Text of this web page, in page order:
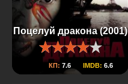
Поцелуй дракона (2001)
КП: 7.6 IMDB: 6.6